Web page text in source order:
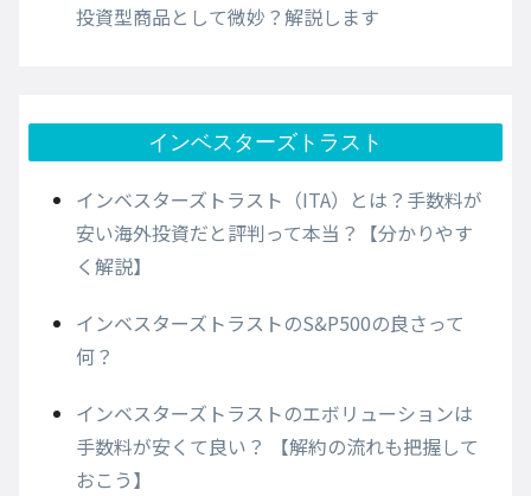
投資型商品として微妙？解説します
インベスターズトラスト
インベスターズトラスト（ITA）とは？手数料が
安い海外投資だと評判って本当？【分かりやす
く解説】
インベスターズトラストのS&P500の良さって
何？
インベスターズトラストのエボリューションは
手数料が安くて良い？ 【解約の流れも把握して
おこう】